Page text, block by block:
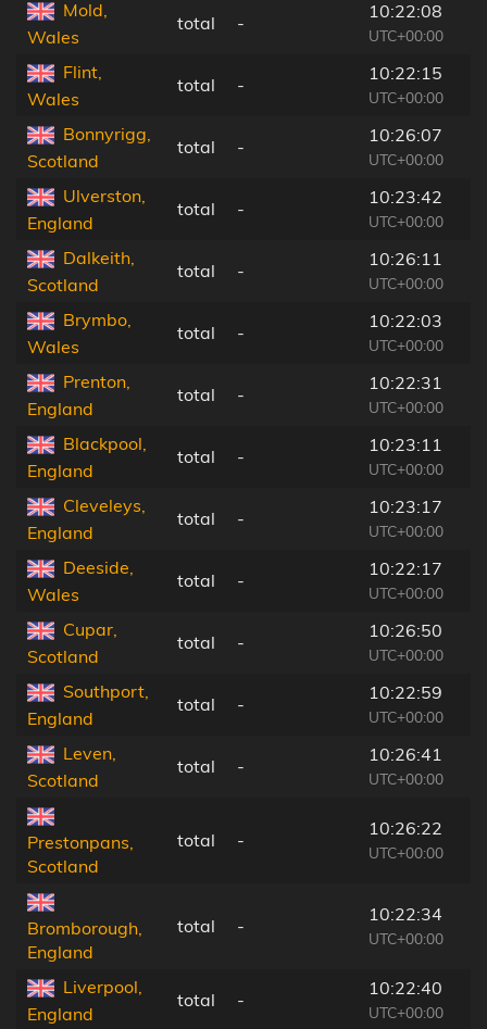
Mold,
Wales
total -
10:22:08
UTC+00:00
Flint,
Wales
total -
10:22:15
UTC+00:00
Bonnyrigg,
Scotland
total -
10:26:07
UTC+00:00
Ulverston,
England
total -
10:23:42
UTC+00:00
Dalkeith,
Scotland
total -
10:26:11
UTC+00:00
Brymbo,
Wales
total -
10:22:03
UTC+00:00
Prenton,
England
total -
10:22:31
UTC+00:00
Blackpool,
England
total -
10:23:11
UTC+00:00
Cleveleys,
England
total -
10:23:17
UTC+00:00
Deeside,
Wales
total -
10:22:17
UTC+00:00
Cupar,
Scotland
total -
10:26:50
UTC+00:00
Southport,
England
total -
10:22:59
UTC+00:00
Leven,
Scotland
total -
10:26:41
UTC+00:00
Prestonpans,
Scotland
total -
10:26:22
UTC+00:00
Bromborough,
England
total -
10:22:34
UTC+00:00
Liverpool,
England
total -
10:22:40
UTC+00:00